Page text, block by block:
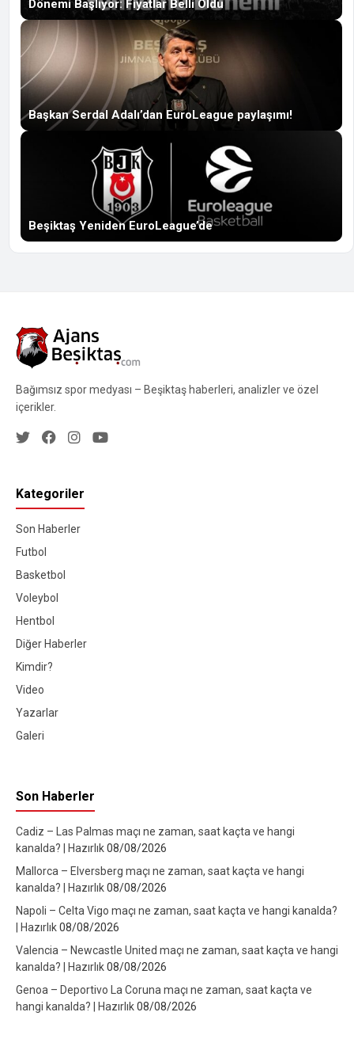
Dönemi Başlıyor: Fiyatlar Belli Oldu
Başkan Serdal Adalı’dan EuroLeague paylaşımı!
Beşiktaş Yeniden EuroLeague’de
Bağımsız spor medyası – Beşiktaş haberleri, analizler ve özel
içerikler.
Kategoriler
Son Haberler
Futbol
Basketbol
Voleybol
Hentbol
Diğer Haberler
Kimdir?
Video
Yazarlar
Galeri
Son Haberler
Cadiz – Las Palmas maçı ne zaman, saat kaçta ve hangi
kanalda? | Hazırlık08/08/2026
Mallorca – Elversberg maçı ne zaman, saat kaçta ve hangi
kanalda? | Hazırlık08/08/2026
Napoli – Celta Vigo maçı ne zaman, saat kaçta ve hangi kanalda?
| Hazırlık08/08/2026
Valencia – Newcastle United maçı ne zaman, saat kaçta ve hangi
kanalda? | Hazırlık08/08/2026
Genoa – Deportivo La Coruna maçı ne zaman, saat kaçta ve
hangi kanalda? | Hazırlık08/08/2026